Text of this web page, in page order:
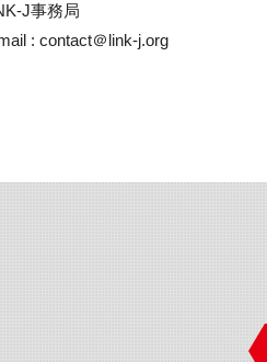
J事務局
: contact＠link-j.org